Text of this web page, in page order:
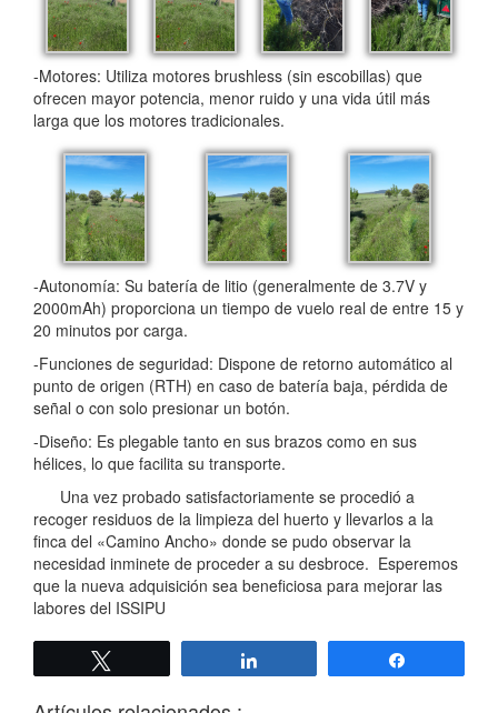
-Motores: Utiliza motores brushless (sin escobillas) que
ofrecen mayor potencia, menor ruido y una vida útil más
larga que los motores tradicionales.
-Autonomía: Su batería de litio (generalmente de 3.7V y
2000mAh) proporciona un tiempo de vuelo real de entre 15 y
20 minutos por carga.
-Funciones de seguridad: Dispone de retorno automático al
punto de origen (RTH) en caso de batería baja, pérdida de
señal o con solo presionar un botón.
-Diseño: Es plegable tanto en sus brazos como en sus
hélices, lo que facilita su transporte.
Una vez probado satisfactoriamente se procedió a
recoger residuos de la limpieza del huerto y llevarlos a la
finca del «Camino Ancho» donde se pudo observar la
necesidad inminete de proceder a su desbroce. Esperemos
que la nueva adquisición sea beneficiosa para mejorar las
labores del ISSIPU